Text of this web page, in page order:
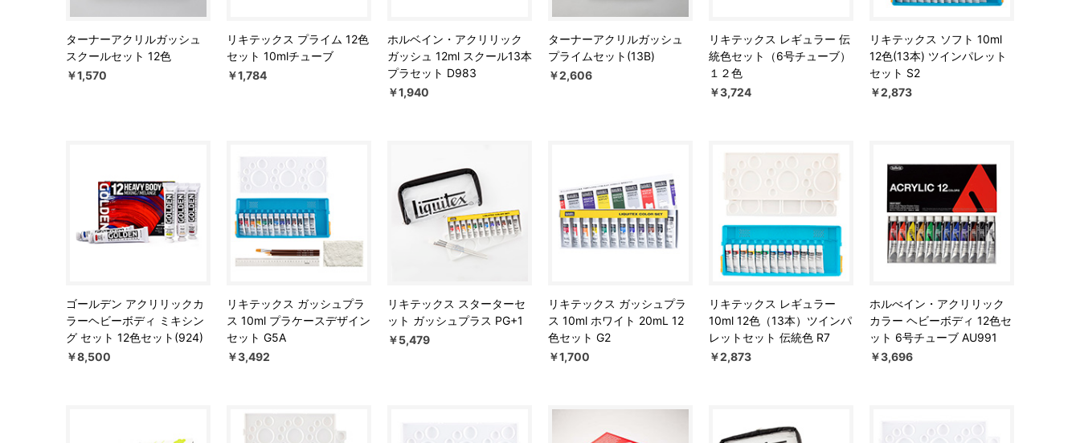
ターナーアクリルガッシュ
スクールセット 12色
￥1,570
リキテックス プライム 12色
セット 10mlチューブ
￥1,784
ホルベイン・アクリリック
ガッシュ 12ml スクール13本
プラセット D983
￥1,940
ターナーアクリルガッシュ
プライムセット(13B)
￥2,606
リキテックス レギュラー 伝
統色セット（6号チューブ）
１２色
￥3,724
リキテックス ソフト 10ml
12色(13本) ツインパレット
セット S2
￥2,873
ゴールデン アクリリックカ
ラーヘビーボディ ミキシン
グ セット 12色セット(924)
￥8,500
リキテックス ガッシュプラ
ス 10ml プラケースデザイン
セット G5A
￥3,492
リキテックス スターターセ
ット ガッシュプラス PG+1
￥5,479
リキテックス ガッシュプラ
ス 10ml ホワイト 20mL 12
色セット G2
￥1,700
リキテックス レギュラー
10ml 12色（13本）ツインパ
レットセット 伝統色 R7
￥2,873
ホルべイン・アクリリック
カラー ヘビーボディ 12色セ
ット 6号チューブ AU991
￥3,696